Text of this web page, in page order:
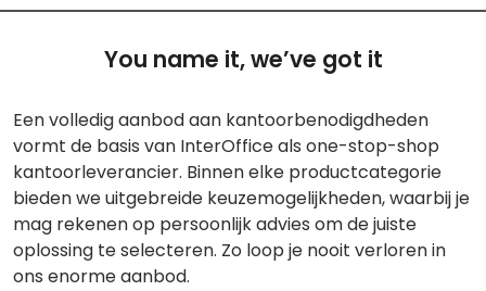
You name it, we’ve got it
Een volledig aanbod aan kantoorbenodigdheden
vormt de basis van InterOffice als one-stop-shop
kantoorleverancier. Binnen elke productcategorie
bieden we uitgebreide keuzemogelijkheden, waarbij je
mag rekenen op persoonlijk advies om de juiste
oplossing te selecteren. Zo loop je nooit verloren in
ons enorme aanbod.